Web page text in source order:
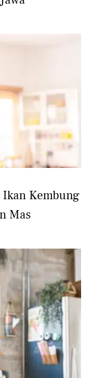
Kembung
Mas